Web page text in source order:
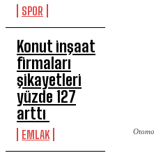
SPOR
Konut inşaat
firmaları
şikayetleri
yüzde 127
arttı
EMLAK